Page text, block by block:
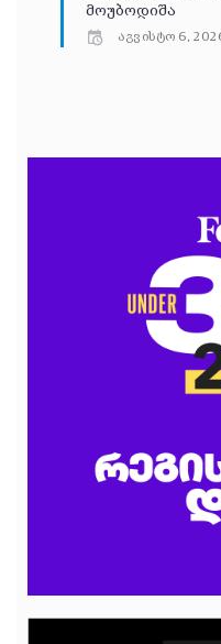
მოუბოდიშა
აგვისტო 6,